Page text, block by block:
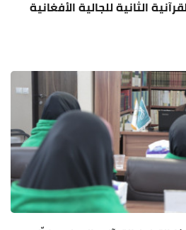
الثانية للجالية الأفغانية